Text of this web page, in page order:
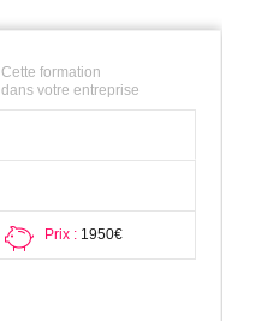
Cette formation
dans votre entreprise
Prix : 1950€